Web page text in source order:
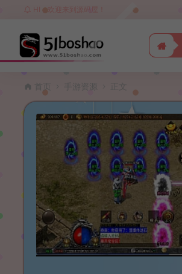
HI，欢迎来到源码屋！
首页 手游资源 正文